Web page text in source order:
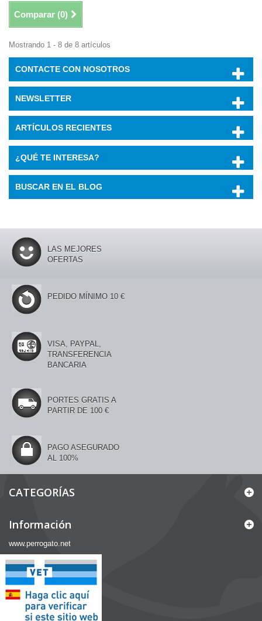
Comparar (0)
Mostrando 1 - 8 de 8 artículos
CONTACTE CON NOSOTROS
NEWSLETTER
ARTÍCULOS RECIENTES
¿QUÉ TE INTERESA?
BUSCAR EN EL BLOG
LAS MEJORES
OFERTAS
PEDIDO MÍNIMO 10 €
VISA, PAYPAL,
TRANSFERENCIA
BANCARIA
PORTES GRATIS A
PARTIR DE 100 €
PAGO ASEGURADO
AL 100%
CATEGORÍAS
Información
www.perrogato.net